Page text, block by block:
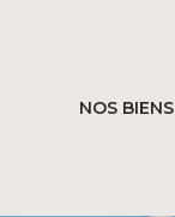
NOS BIENS